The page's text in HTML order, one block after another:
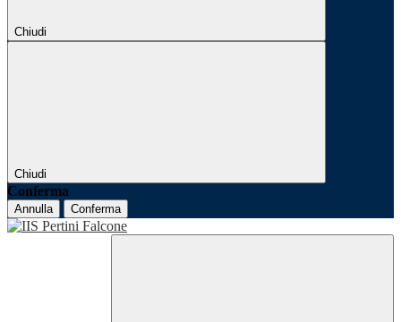
Chiudi
Chiudi
Conferma
Annulla Conferma